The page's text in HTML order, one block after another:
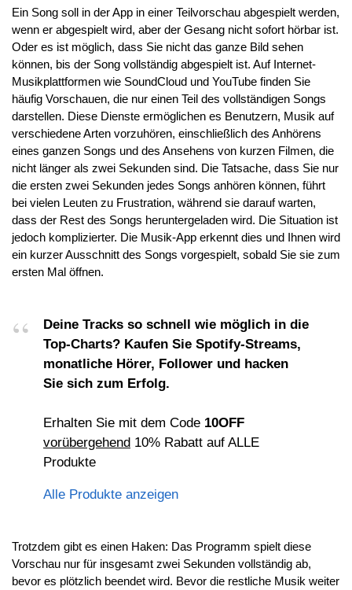
Ein Song soll in der App in einer Teilvorschau abgespielt werden,
wenn er abgespielt wird, aber der Gesang nicht sofort hörbar ist.
Oder es ist möglich, dass Sie nicht das ganze Bild sehen
können, bis der Song vollständig abgespielt ist. Auf Internet-
Musikplattformen wie SoundCloud und YouTube finden Sie
häufig Vorschauen, die nur einen Teil des vollständigen Songs
darstellen. Diese Dienste ermöglichen es Benutzern, Musik auf
verschiedene Arten vorzuhören, einschließlich des Anhörens
eines ganzen Songs und des Ansehens von kurzen Filmen, die
nicht länger als zwei Sekunden sind. Die Tatsache, dass Sie nur
die ersten zwei Sekunden jedes Songs anhören können, führt
bei vielen Leuten zu Frustration, während sie darauf warten,
dass der Rest des Songs heruntergeladen wird. Die Situation ist
jedoch komplizierter. Die Musik-App erkennt dies und Ihnen wird
ein kurzer Ausschnitt des Songs vorgespielt, sobald Sie sie zum
ersten Mal öffnen.
Deine Tracks so schnell wie möglich in die
Top-Charts? Kaufen Sie Spotify-Streams,
monatliche Hörer, Follower und hacken
Sie sich zum Erfolg.
Erhalten Sie mit dem Code 10OFF
vorübergehend 10% Rabatt auf ALLE
Produkte
Alle Produkte anzeigen
Trotzdem gibt es einen Haken: Das Programm spielt diese
Vorschau nur für insgesamt zwei Sekunden vollständig ab,
bevor es plötzlich beendet wird. Bevor die restliche Musik weiter